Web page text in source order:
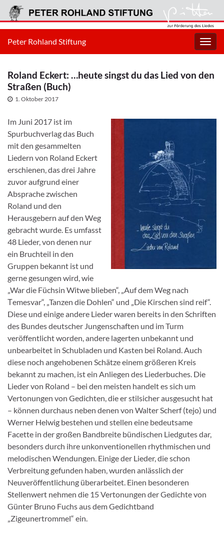
Peter Rohland Stiftung
Roland Eckert: …heute singst du das Lied von den
Straßen (Buch)
1. Oktober 2017
Im Juni 2017 ist im
Spurbuchverlag das Buch
mit den gesammelten
Liedern von Roland Eckert
erschienen, das drei Jahre
zuvor aufgrund einer
Absprache zwischen
Roland und den
Herausgebern auf den Weg
gebracht wurde. Es umfasst
48 Lieder, von denen nur
ein Bruchteil in den
Gruppen bekannt ist und
gerne gesungen wird, wie
„War die Füchsin Witwe blieben“, „Auf dem Weg nach
Тemesvar“, „Tanzen die Dohlen“ und „Die Kirschen sind reif“.
Diese und einige andere Lieder waren bereits in den Schriften
des Bundes deutscher Jungenschaften und im Turm
veröffentlicht worden, andere lagerten unbekannt und
unbearbeitet in Schubladen und Kasten bei Roland. Auch
diese noch angehobenen Schätze einem größeren Kreis
bekannt zu machen, ist ein Anliegen des Liederbuches. Die
Lieder von Roland – bei den meisten handelt es sich um
Vertonungen von Gedichten, die er stilsicher ausgesucht hat
– können durchaus neben denen von Walter Scherf (tejo) und
Werner Helwig bestehen und stellen eine bedeutsame
Facette in der großen Bandbreite bündischen Liedgutes dar,
besonders durch ihre unkonventionellen rhythmischen und
melodischen Wendungen. Einige der Lieder, die schon
Verbreitung gefunden haben, wurden anlässlich der
Neuveröffentlichung überarbeitet. Einen besonderen
Stellenwert nehmen die 15 Vertonungen der Gedichte von
Günter Bruno Fuchs aus dem Gedichtband
„Zigeunertrommel“ ein.